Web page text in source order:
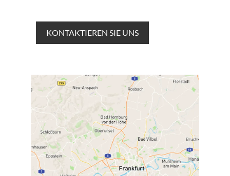
KONTAKTIEREN SIE UNS